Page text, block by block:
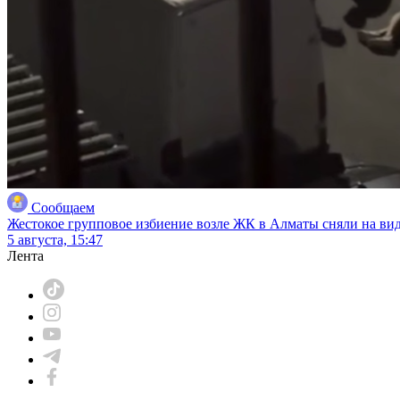
Сообщаем
Жестокое групповое избиение возле ЖК в Алматы сняли на
5 августа, 15:47
Лента